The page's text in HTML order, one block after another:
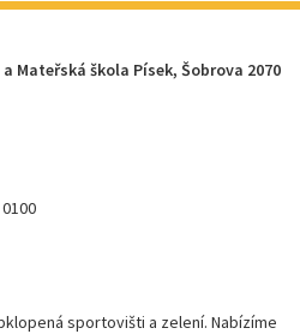
Mateřská škola Písek, Šobrova 2070
sportovišti a zelení. Nabízíme